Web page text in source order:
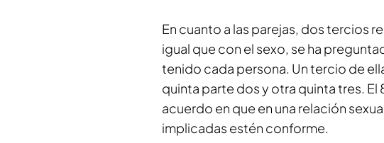
En cuanto a las parejas, dos tercios
igual que con el sexo, se ha
tenido cada persona. Un tercio de
quinta parte dos y otra quinta tres.
acuerdo en que en una relación
implicadas estén conforme.